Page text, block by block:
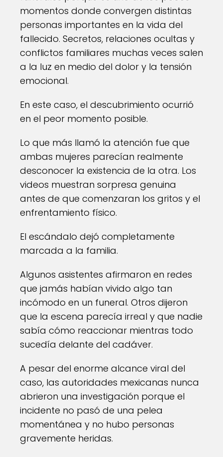
momentos donde convergen distintas
personas importantes en la vida del
fallecido. Secretos, relaciones ocultas y
conflictos familiares muchas veces salen
a la luz en medio del dolor y la tensión
emocional.
En este caso, el descubrimiento ocurrió
en el peor momento posible.
Lo que más llamó la atención fue que
ambas mujeres parecían realmente
desconocer la existencia de la otra. Los
videos muestran sorpresa genuina
antes de que comenzaran los gritos y el
enfrentamiento físico.
El escándalo dejó completamente
marcada a la familia.
Algunos asistentes afirmaron en redes
que jamás habían vivido algo tan
incómodo en un funeral. Otros dijeron
que la escena parecía irreal y que nadie
sabía cómo reaccionar mientras todo
sucedía delante del cadáver.
A pesar del enorme alcance viral del
caso, las autoridades mexicanas nunca
abrieron una investigación porque el
incidente no pasó de una pelea
momentánea y no hubo personas
gravemente heridas.